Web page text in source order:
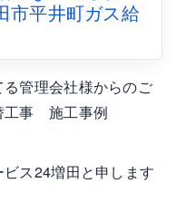
市平井町ガス給
管理会社様からのご
工事 施工事例
ス24増田と申します